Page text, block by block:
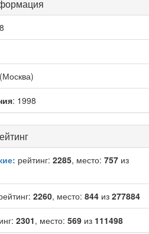
: 1998
рейтинг: 2285, место: 757 из
2260, место: 844 из 277884
2301, место: 569 из 111498